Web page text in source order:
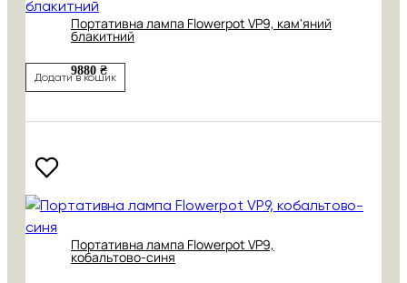
Портативна лампа Flowerpot VP9, кам'яний
блакитний
9880 ₴
Додати в кошик
Портативна лампа Flowerpot VP9,
кобальтово-синя